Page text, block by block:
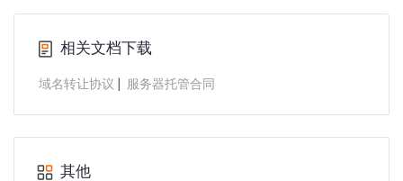
相关文档下载
域名转让协议 | 服务器托管合同
其他